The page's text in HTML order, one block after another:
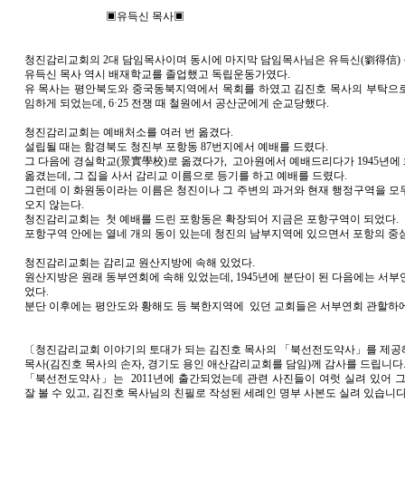
▣유득신 목사▣
청진감리교회의 2대 담임목사이며 동시에 마지막 담임목사님은 유득신(劉得信)
유득신 목사 역시 배재학교를 졸업했고 독립운동가였다.
유 목사는 평안북도와 중국동북지역에서 목회를 하였고 김진호 목사의 부탁으
임하게 되었는데, 6·25 전쟁 때 철원에서 공산군에게 순교당했다.
청진감리교회는 예배처소를 여러 번 옮겼다.
설립될 때는 함경북도 청진부 포항동 87번지에서 예배를 드렸다.
그 다음에 경실학교(景實學校)로 옮겼다가, 고아원에서 예배드리다가 1945년에
옮겼는데, 그 집을 사서 감리교 이름으로 등기를 하고 예배를 드렸다.
그런데 이 화원동이라는 이름은 청진이나 그 주변의 과거와 현재 행정구역을 모
오지 않는다.
청진감리교회는 첫 예배를 드린 포항동은 확장되어 지금은 포항구역이 되었다.
포항구역 안에는 열네 개의 동이 있는데 청진의 남부지역에 있으면서 포항의 중
청진감리교회는 감리교 원산지방에 속해 있었다.
원산지방은 원래 동부연회에 속해 있었는데, 1945년에 분단이 된 다음에는 서부
었다.
분단 이후에는 평안도와 황해도 등 북한지역에 있던 교회들은 서부연회 관할하
〔청진감리교회 이야기의 토대가 되는 김진호 목사의 「북선전도약사」를 제공
목사(김진호 목사의 손자, 경기도 용인 애산감리교회를 담임)께 감사를 드립니다.
「북선전도약사」는 2011년에 출간되었는데 관련 사진들이 여럿 실려 있어
잘 볼 수 있고, 김진호 목사님의 친필로 작성된 세례인 명부 사본도 실려 있습니